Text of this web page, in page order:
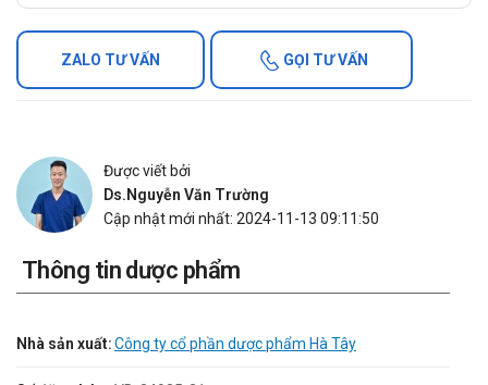
ZALO TƯ VẤN GỌI TƯ VẤN
Được viết bởi
Ds.Nguyễn Văn Trường
Cập nhật mới nhất: 2024-11-13 09:11:50
Thông tin dược phẩm
Nhà sản xuất:Công ty cổ phần dược phẩm Hà Tây